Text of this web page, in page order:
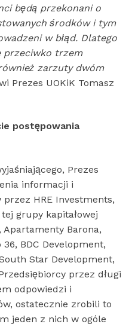
będą przekonani o
środków i tym
w błąd. Dlatego
przeciwko trzem
zarzuty dwóm
Prezes UOKiK Tomasz
postępowania
Prezes
informacji i
HRE Investments,
grupy kapitałowej
Barona,
BDC Development,
Star Development,
przez długi
odpowiedzi i
ostatecznie zrobili to
jeden z nich w ogóle